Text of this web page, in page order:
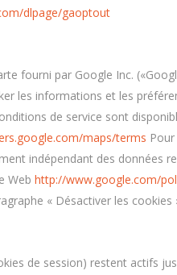
dlpage/gaoptout
fourni par Google Inc.
les informations et les
de service sont
maps/terms
indépendant des données
Web http://www.google.com/
« Désactiver les cookies
de session) restent actifs